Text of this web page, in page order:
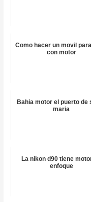
Como hacer un movil
con motor
Bahia motor el puerto de
maria
La nikon d90 tiene
enfoque